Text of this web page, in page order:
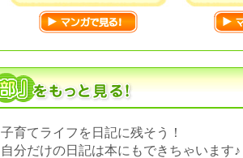
子育てライフを日記に残そう！
自分だけの日記は本にもできちゃいます♪